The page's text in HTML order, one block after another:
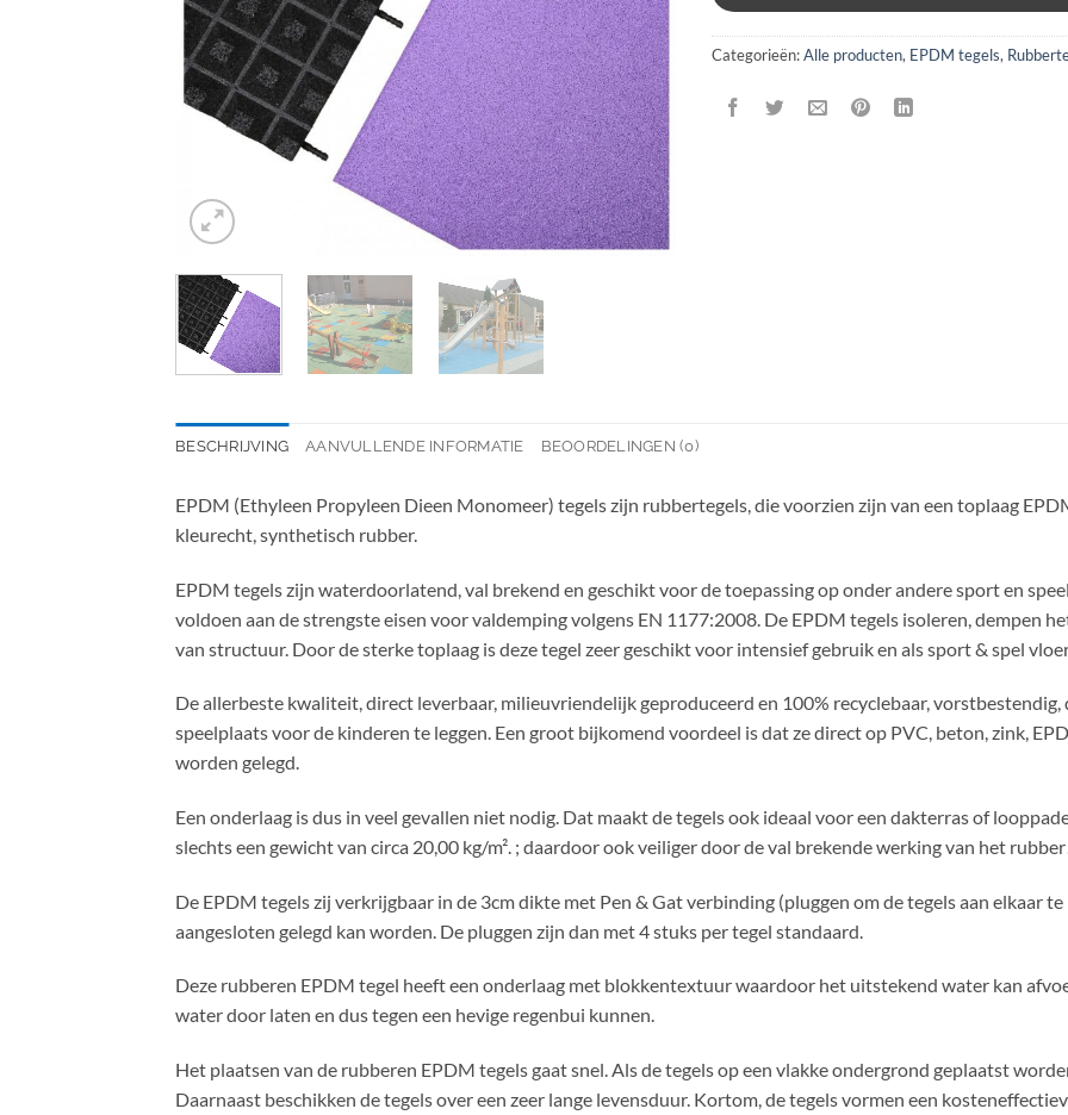
Categorieën:Alle producten, EPDM tegels,
BESCHRIJVING AANVULLENDE INFORMATIE BEOORDELINGEN (0)
EPDM (Ethyleen Propyleen Dieen Monomeer) tegels zijn rubbertegels, die voorzien zijn van een toplaag
kleurecht, synthetisch rubber.
EPDM tegels zijn waterdoorlatend, val brekend en geschikt voor de toepassing op onder andere sport en
voldoen aan de strengste eisen voor valdemping volgens EN 1177:2008. De EPDM tegels isoleren, dempen
van structuur. Door de sterke toplaag is deze tegel zeer geschikt voor intensief gebruik en als sport & spel
De allerbeste kwaliteit, direct leverbaar, milieuvriendelijk geproduceerd en 100% recyclebaar,
speelplaats voor de kinderen te leggen. Een groot bijkomend voordeel is dat ze direct op PVC, beton, zink,
worden gelegd.
Een onderlaag is dus in veel gevallen niet nodig. Dat maakt de tegels ook ideaal voor een dakterras of
slechts een gewicht van circa 20,00 kg/m². ; daardoor ook veiliger door de val brekende werking van het
De EPDM tegels zij verkrijgbaar in de 3cm dikte met Pen & Gat verbinding (pluggen om de tegels aan elkaar
aangesloten gelegd kan worden. De pluggen zijn dan met 4 stuks per tegel standaard.
Deze rubberen EPDM tegel heeft een onderlaag met blokkentextuur waardoor het uitstekend water kan
water door laten en dus tegen een hevige regenbui kunnen.
Het plaatsen van de rubberen EPDM tegels gaat snel. Als de tegels op een vlakke ondergrond geplaatst
Daarnaast beschikken de tegels over een zeer lange levensduur. Kortom, de tegels vormen een